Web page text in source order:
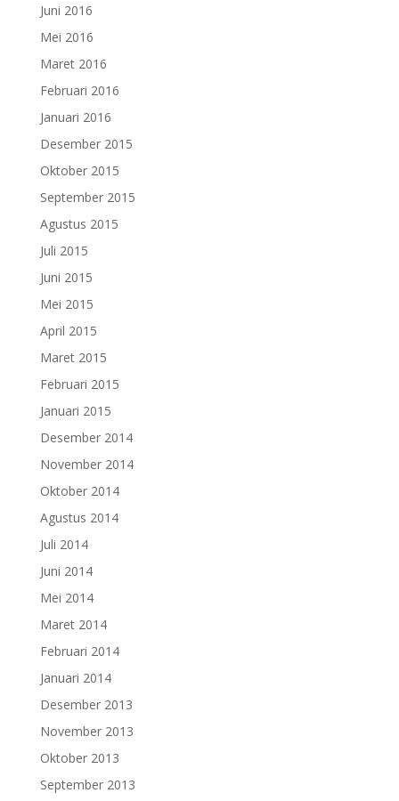
Juni 2016
Mei 2016
Maret 2016
Februari 2016
Januari 2016
Desember 2015
Oktober 2015
September 2015
Agustus 2015
Juli 2015
Juni 2015
Mei 2015
April 2015
Maret 2015
Februari 2015
Januari 2015
Desember 2014
November 2014
Oktober 2014
Agustus 2014
Juli 2014
Juni 2014
Mei 2014
Maret 2014
Februari 2014
Januari 2014
Desember 2013
November 2013
Oktober 2013
September 2013